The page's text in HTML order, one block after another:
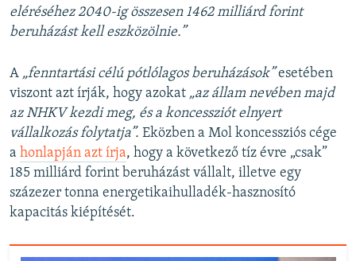
eléréséhez 2040-ig összesen 1462 milliárd forint
beruházást kell eszközölnie.”
A „fenntartási célú pótlólagos beruházások”esetében
viszont azt írják, hogy azokat „az állam nevében majd
az NHKV kezdi meg, és a koncessziót elnyert
vállalkozás folytatja”. Eközben a Mol koncessziós cége
a honlapján azt írja, hogy a következő tíz évre „csak”
185 milliárd forint beruházást vállalt, illetve egy
százezer tonna energetikaihulladék-hasznosító
kapacitás kiépítését.